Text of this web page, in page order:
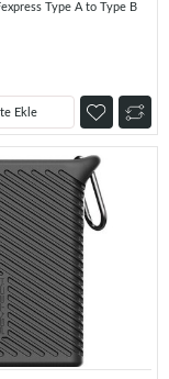
Type A to Type B
Ekle